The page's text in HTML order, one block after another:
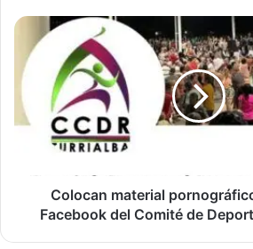
el
gobierno
quiere
más
impuestos.
Colocan
material
pornográfico
en
de
Facebook
Deportes
Colocan material
Facebook del Comité de